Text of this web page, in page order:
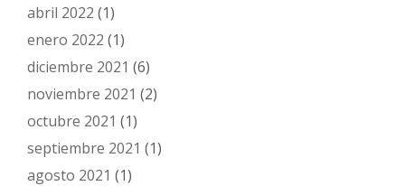
abril 2022 (1)
enero 2022 (1)
diciembre 2021 (6)
noviembre 2021 (2)
octubre 2021 (1)
septiembre 2021 (1)
agosto 2021 (1)